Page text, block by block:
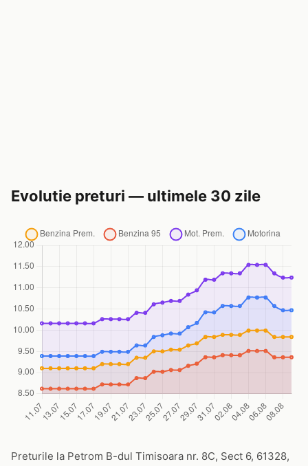
Evolutie preturi — ultimele 30 zile
Preturile la Petrom B-dul Timisoara nr. 8C, Sect 6, 61328,